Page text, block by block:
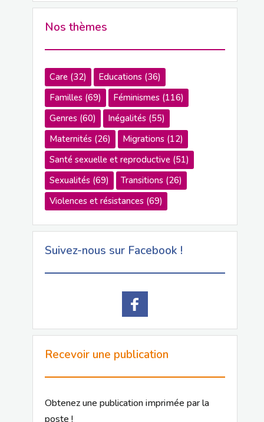
Nos thèmes
Care(32) Educations(36)
Familles(69) Féminismes(116)
Genres(60) Inégalités(55)
Maternités(26) Migrations(12)
Santé sexuelle et reproductive(51)
Sexualités(69) Transitions(26)
Violences et résistances(69)
Suivez-nous sur Facebook !
Recevoir une publication
Obtenez une publication imprimée par la
poste !